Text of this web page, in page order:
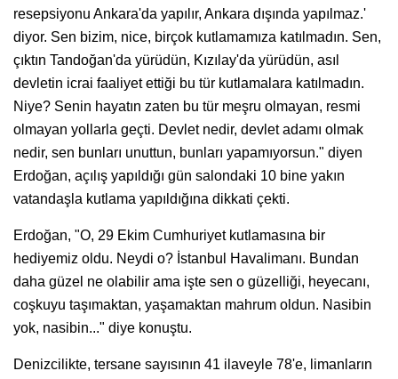
resepsiyonu Ankara'da yapılır, Ankara dışında yapılmaz.'
diyor. Sen bizim, nice, birçok kutlamamıza katılmadın. Sen,
çıktın Tandoğan'da yürüdün, Kızılay'da yürüdün, asıl
devletin icrai faaliyet ettiği bu tür kutlamalara katılmadın.
Niye? Senin hayatın zaten bu tür meşru olmayan, resmi
olmayan yollarla geçti. Devlet nedir, devlet adamı olmak
nedir, sen bunları unuttun, bunları yapamıyorsun." diyen
Erdoğan, açılış yapıldığı gün salondaki 10 bine yakın
vatandaşla kutlama yapıldığına dikkati çekti.
Erdoğan, "O, 29 Ekim Cumhuriyet kutlamasına bir
hediyemiz oldu. Neydi o? İstanbul Havalimanı. Bundan
daha güzel ne olabilir ama işte sen o güzelliği, heyecanı,
coşkuyu taşımaktan, yaşamaktan mahrum oldun. Nasibin
yok, nasibin..." diye konuştu.
Denizcilikte, tersane sayısının 41 ilaveyle 78'e, limanların